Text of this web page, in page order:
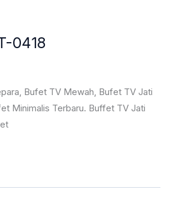
0418
Bufet TV Mewah, Bufet TV Jati
Minimalis Terbaru. Buffet TV Jati